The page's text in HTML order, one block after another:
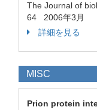
The Journal of
64 2006年3月
詳細を見る
MISC
Prion protein